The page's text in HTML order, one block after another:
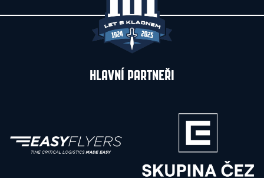
HLAVNÍ PARTNEŘI